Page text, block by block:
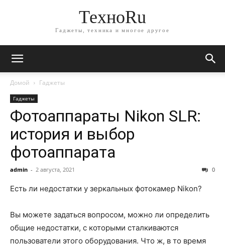
ТехноRu
Гаджеты, техника и многое другое
Домой Гаджеты
Гаджеты
Фотоаппараты Nikon SLR:
история и выбор
фотоаппарата
admin - 2 августа, 2021 0
Есть ли недостатки у зеркальных фотокамер Nikon?
Вы можете задаться вопросом, можно ли определить
общие недостатки, с которыми сталкиваются
пользователи этого оборудования. Что ж, в то время